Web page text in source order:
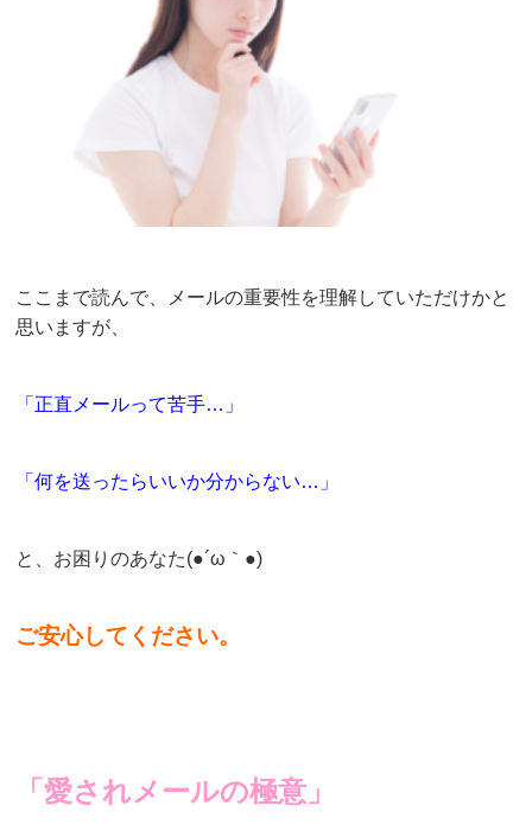
ここまで読んで、メールの重要性を理解していただけかと
思いますが、
「正直メールって苦手…」
「何を送ったらいいか分からない…」
と、お困りのあなた(●´ω｀●)
ご安心してください。
「愛されメールの極意」